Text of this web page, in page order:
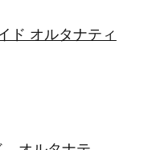
ド オルタナティ